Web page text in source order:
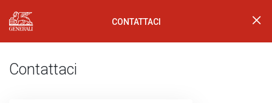
Generali Logo CONTATTACI
Contattaci